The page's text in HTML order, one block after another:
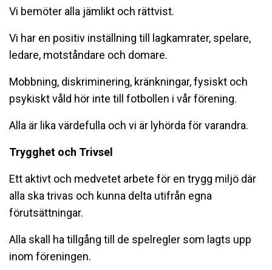
Vi bemöter alla jämlikt och rättvist.
Vi har en positiv inställning till lagkamrater, spelare,
ledare, motståndare och domare.
Mobbning, diskriminering, kränkningar, fysiskt och
psykiskt våld hör inte till fotbollen i vår förening.
Alla är lika värdefulla och vi är lyhörda för varandra.
Trygghet och Trivsel
Ett aktivt och medvetet arbete för en trygg miljö där
alla ska trivas och kunna delta utifrån egna
förutsättningar.
Alla skall ha tillgång till de spelregler som lagts upp
inom föreningen.